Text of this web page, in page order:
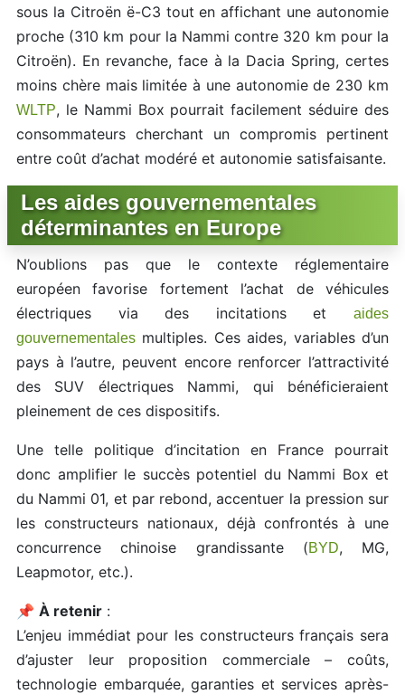
sous la Citroën ë-C3 tout en affichant une autonomie
proche (310 km pour la Nammi contre 320 km pour la
Citroën). En revanche, face à la Dacia Spring, certes
moins chère mais limitée à une autonomie de 230 km
WLTP, le Nammi Box pourrait facilement séduire des
consommateurs cherchant un compromis pertinent
entre coût d’achat modéré et autonomie satisfaisante.
Les aides gouvernementales
déterminantes en Europe
N’oublions pas que le contexte réglementaire
européen favorise fortement l’achat de véhicules
électriques via des incitations et aides
gouvernementales multiples. Ces aides, variables d’un
pays à l’autre, peuvent encore renforcer l’attractivité
des SUV électriques Nammi, qui bénéficieraient
pleinement de ces dispositifs.
Une telle politique d’incitation en France pourrait
donc amplifier le succès potentiel du Nammi Box et
du Nammi 01, et par rebond, accentuer la pression sur
les constructeurs nationaux, déjà confrontés à une
concurrence chinoise grandissante (BYD, MG,
Leapmotor, etc.).
📌 À retenir :
L’enjeu immédiat pour les constructeurs français sera
d’ajuster leur proposition commerciale – coûts,
technologie embarquée, garanties et services après-